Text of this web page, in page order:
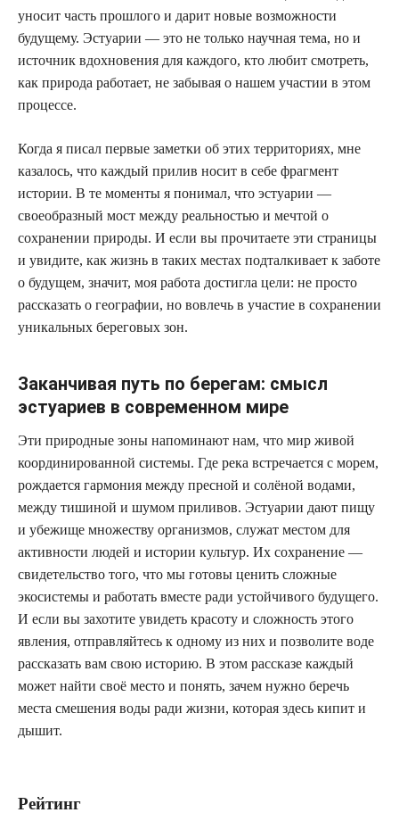
уносит часть прошлого и дарит новые возможности
будущему. Эстуарии — это не только научная тема, но и
источник вдохновения для каждого, кто любит смотреть,
как природа работает, не забывая о нашем участии в этом
процессе.
Когда я писал первые заметки об этих территориях, мне
казалось, что каждый прилив носит в себе фрагмент
истории. В те моменты я понимал, что эстуарии —
своеобразный мост между реальностью и мечтой о
сохранении природы. И если вы прочитаете эти страницы
и увидите, как жизнь в таких местах подталкивает к заботе
о будущем, значит, моя работа достигла цели: не просто
рассказать о географии, но вовлечь в участие в сохранении
уникальных береговых зон.
Заканчивая путь по берегам: смысл
эстуариев в современном мире
Эти природные зоны напоминают нам, что мир живой
координированной системы. Где река встречается с морем,
рождается гармония между пресной и солёной водами,
между тишиной и шумом приливов. Эстуарии дают пищу
и убежище множеству организмов, служат местом для
активности людей и истории культур. Их сохранение —
свидетельство того, что мы готовы ценить сложные
экосистемы и работать вместе ради устойчивого будущего.
И если вы захотите увидеть красоту и сложность этого
явления, отправляйтесь к одному из них и позволите воде
рассказать вам свою историю. В этом рассказе каждый
может найти своё место и понять, зачем нужно беречь
места смешения воды ради жизни, которая здесь кипит и
дышит.
Рейтинг